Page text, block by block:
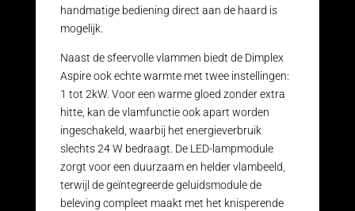
handmatige bediening direct aan de haard is
mogelijk.
Naast de sfeervolle vlammen biedt de Dimplex
Aspire ook echte warmte met twee instellingen:
1 tot 2kW. Voor een warme gloed zonder extra
hitte, kan de vlamfunctie ook apart worden
ingeschakeld, waarbij het energieverbruik
slechts 24 W bedraagt. De LED-lampmodule
zorgt voor een duurzaam en helder vlambeeld,
terwijl de geïntegreerde geluidsmodule de
beleving compleet maakt met het knisperende